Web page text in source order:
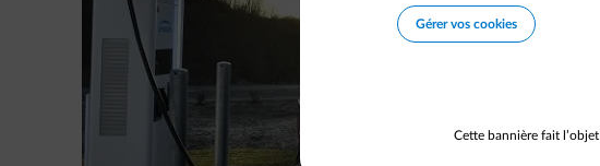
Gérer vos cookies
Cette bannière fait